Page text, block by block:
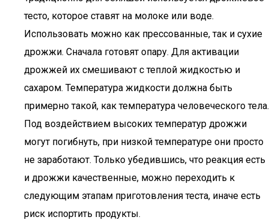
тесто, которое ставят на молоке или воде.
Использовать можно как прессованные, так и сухие
дрожжи. Сначала готовят опару. Для активации
дрожжей их смешивают с теплой жидкостью и
сахаром. Температура жидкости должна быть
примерно такой, как температура человеческого тела.
Под воздействием высоких температур дрожжи
могут погибнуть, при низкой температуре они просто
не заработают. Только убедившись, что реакция есть
и дрожжи качественные, можно переходить к
следующим этапам приготовления теста, иначе есть
риск испортить продукты.